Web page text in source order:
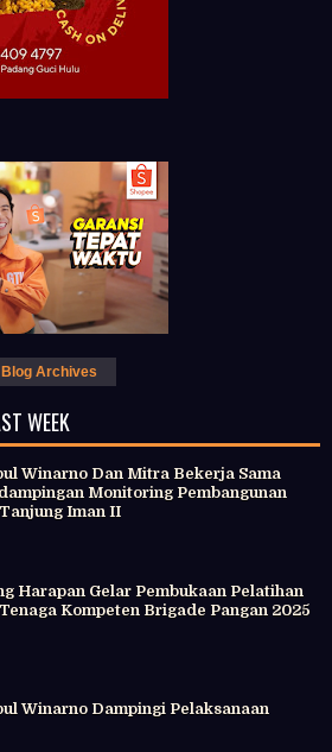
Blog Archives
WEEK
Winarno Dan Mitra Bekerja Sama
Monitoring Pembangunan
Iman II
Harapan Gelar Pembukaan Pelatihan
Kompeten Brigade Pangan 2025
Winarno Dampingi Pelaksanaan